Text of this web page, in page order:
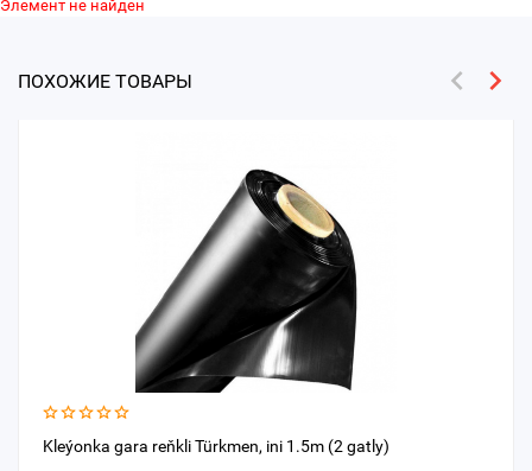
Элемент не найден
ПОХОЖИЕ ТОВАРЫ
Kleýonka gara reňkli Türkmen, ini 1.5m (2 gatly)